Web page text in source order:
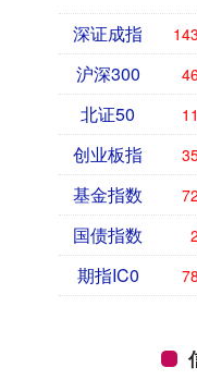
深证成指
沪深300
北证50
创业板指
基金指数
国债指数
期指IC0